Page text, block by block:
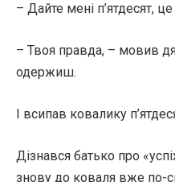
– Дайте мені п’ятдесят,
– Твоя правда, – мовив
одержиш.
І всипав ковалику
Дізнався батько про
знову до коваля вже по-